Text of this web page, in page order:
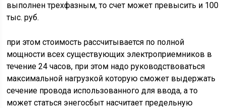
выполнен трехфазным, то счет может превысить и 100
тыс. руб.
при этом стоимость рассчитывается по полной
мощности всех существующих электроприемников в
течение 24 часов, при этом надо руководствоваться
максимальной нагрузкой которую сможет выдержать
сечение провода использованного для ввода, а то
может статься энегосбыт насчитает предельную